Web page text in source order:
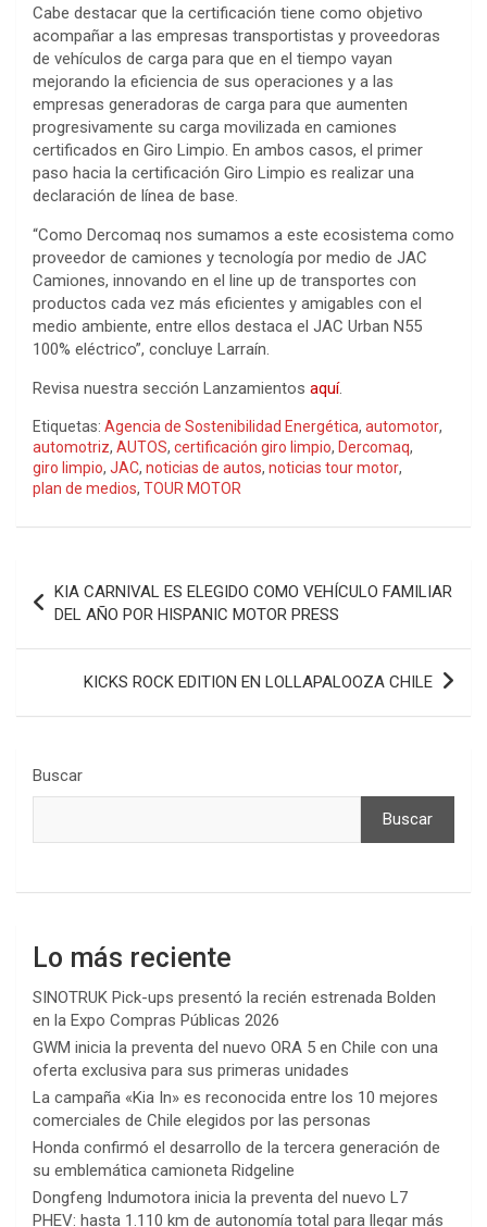
Cabe destacar que la certificación tiene como objetivo
acompañar a las empresas transportistas y proveedoras
de vehículos de carga para que en el tiempo vayan
mejorando la eficiencia de sus operaciones y a las
empresas generadoras de carga para que aumenten
progresivamente su carga movilizada en camiones
certificados en Giro Limpio. En ambos casos, el primer
paso hacia la certificación Giro Limpio es realizar una
declaración de línea de base.
“Como Dercomaq nos sumamos a este ecosistema como
proveedor de camiones y tecnología por medio de JAC
Camiones, innovando en el line up de transportes con
productos cada vez más eficientes y amigables con el
medio ambiente, entre ellos destaca el JAC Urban N55
100% eléctrico”, concluye Larraín.
Revisa nuestra sección Lanzamientos aquí.
Etiquetas: Agencia de Sostenibilidad Energética, automotor,
automotriz, AUTOS, certificación giro limpio, Dercomaq,
giro limpio, JAC, noticias de autos, noticias tour motor,
plan de medios, TOUR MOTOR
de
entradas
KIA CARNIVAL ES ELEGIDO COMO VEHÍCULO FAMILIAR
DEL AÑO POR HISPANIC MOTOR PRESS
KICKS ROCK EDITION EN LOLLAPALOOZA CHILE
Buscar
Buscar
Lo más reciente
SINOTRUK Pick-ups presentó la recién estrenada Bolden
en la Expo Compras Públicas 2026
GWM inicia la preventa del nuevo ORA 5 en Chile con una
oferta exclusiva para sus primeras unidades
La campaña «Kia In» es reconocida entre los 10 mejores
comerciales de Chile elegidos por las personas
Honda confirmó el desarrollo de la tercera generación de
su emblemática camioneta Ridgeline
Dongfeng Indumotora inicia la preventa del nuevo L7
PHEV: hasta 1.110 km de autonomía total para llegar más